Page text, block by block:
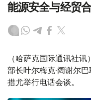
能源安全与经贸
（哈萨克国际通讯社
部长叶尔梅克·阔谢尔
措尤举行电话会谈。